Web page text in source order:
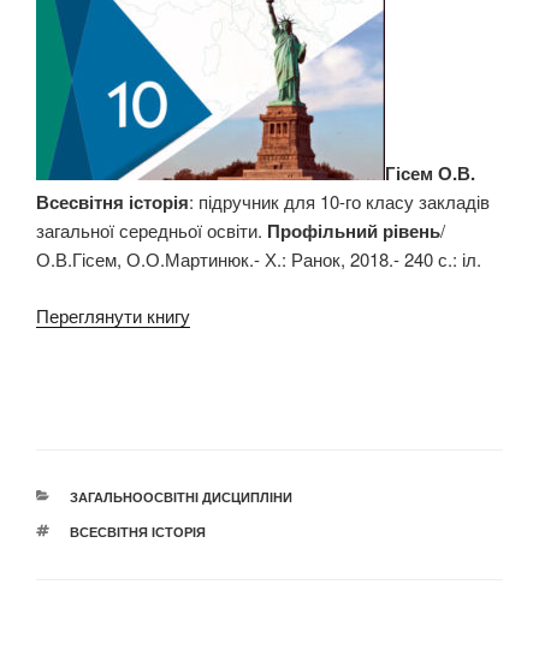
Гісем О.В.
Всесвітня історія: підручник для 10-го класу закладів
загальної середньої освіти. Профільний рівень/
О.В.Гісем, О.О.Мартинюк.- Х.: Ранок, 2018.- 240 с.: іл.
Переглянути книгу
КАТЕГОРІЇ
ЗАГАЛЬНООСВІТНІ ДИСЦИПЛІНИ
ПОЗНАЧКИ
ВСЕСВІТНЯ ІСТОРІЯ